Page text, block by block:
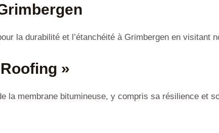
la durabilité et l’étanchéité à Grimbergen en visitant
»
la membrane bitumineuse, y compris sa résilience et